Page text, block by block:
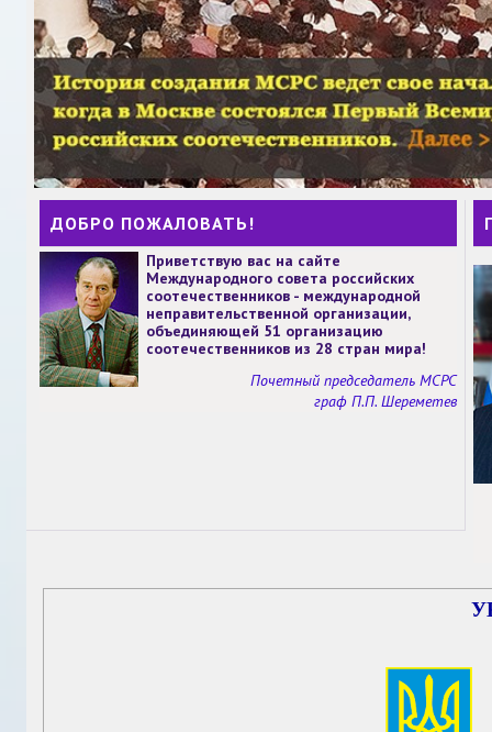
ДОБРО ПОЖАЛОВАТЬ!
Приветствую вас на сайте
Международного совета российских
соотечественников - международной
неправительственной организации,
объединяющей 51 организацию
соотечественников из 28 стран мира!
Почетный председатель МСРС
граф П.П. Шереметев